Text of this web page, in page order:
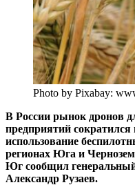
Photo by Pixabay:
В России рынок дронов
предприятий сократился
использование
регионах Юга и
Юг сообщил
Александр Рузаев.